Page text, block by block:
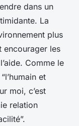
dans un
La
plus
encourager les
Comme le
et
moi, c’est
relation